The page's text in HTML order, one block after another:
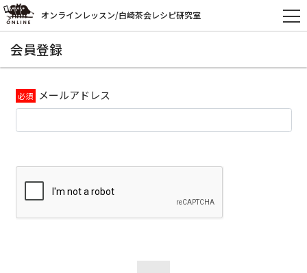
オンラインレッスン/白崎茶会レシピ研究室
会員登録
メールアドレス